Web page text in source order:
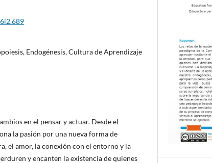
Endogénesis, Cultura de Aprendizaje
en el pensar y actuar. Desde el
la pasión por una nueva forma de
el amor, la conexión con el entorno y la
y encanten la existencia de quienes